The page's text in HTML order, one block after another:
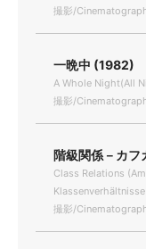
撮影/
一晩中 (1982)
A Whole Night(All
撮影/
階級関係－カ
Class Relations
Klassenverhältnisse
撮影/